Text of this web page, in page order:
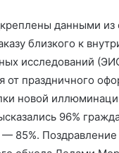
данными
близкого к
исследований
от праздничного
новой
96%
85%.